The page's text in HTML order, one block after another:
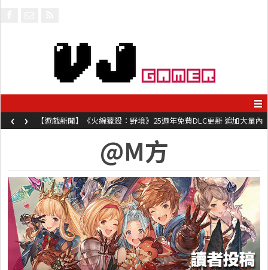
【遊戲新聞】《火線獵殺：野境》25週年免費DLC更新 追加大量內
容同時系舊作限時超平價折扣
‹ ›
@M方